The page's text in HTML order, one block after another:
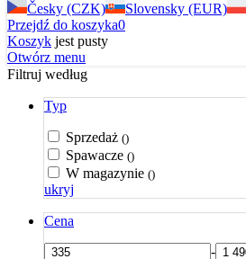
Česky (CZK)
Slovensky (EUR)
Przejdź do koszyka0
Koszyk jest pusty
Otwórz menu
Filtruj według
Typ
Sprzedaż ()
Spawacze ()
W magazynie ()
ukryj
Cena
-